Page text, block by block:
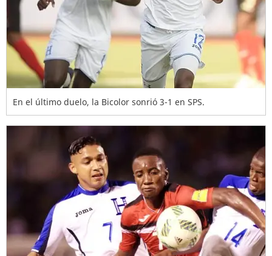
En el último duelo, la Bicolor sonrió 3-1 en SPS.